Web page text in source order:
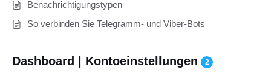
Benachrichtigungstypen
So verbinden Sie Telegramm- und Viber-Bots
Dashboard | Kontoeinstellungen 2